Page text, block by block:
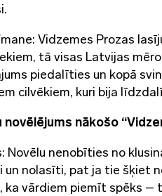
Vidzemes Prozas
tā visas Latvijas
piedalīties un kopā
cilvēkiem, kuri bija
novēlējums nākošo
Novēlu nenobīties no
nolasīti, pat ja tie šķiet
ka vārdiem piemīt spēks –